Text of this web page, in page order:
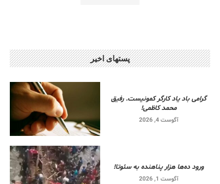
پستهای اخیر
گرامی باد یاد کارگر کمونیست. رفیق
محمد کاظمی!
آگوست 4, 2026
ورود ده‌ها هزار پناهنده به سئوتا!
آگوست 1, 2026